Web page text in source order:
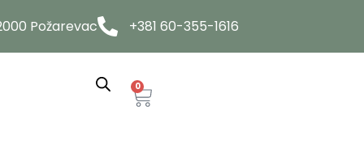
Požarevac +381 60-355-1616
0